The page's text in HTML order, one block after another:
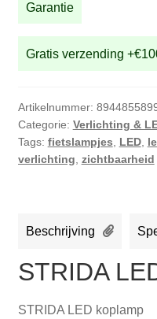
Garantie
Gratis verzending
Artikelnummer:
Categorie: Verlichting &
Tags: fietslampjes LED,
verlichting zichtbaarheid
Beschrijving
STRIDA
STRIDA LED koplamp